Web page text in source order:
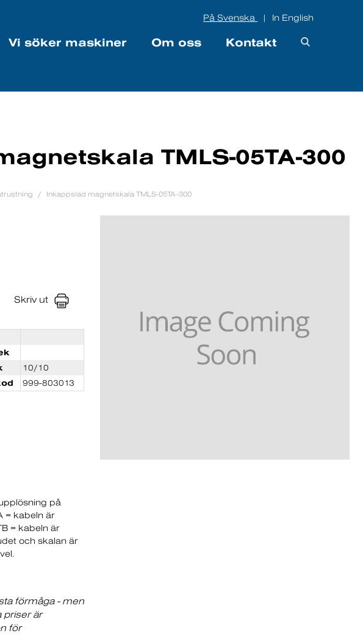
På Svenska In English
Vi söker maskiner Om oss Kontakt
TMLS-05TA-300
Inkappslad magnetskala TMLS-05TA-300
Skriv ut
10/10
999-803013
på
= kabeln är
= kabeln är
och skalan är
förmåga - men
priser är
för